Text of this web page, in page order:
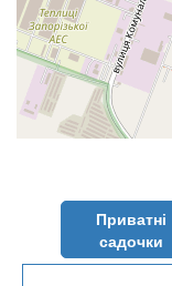
Приватні
садочки